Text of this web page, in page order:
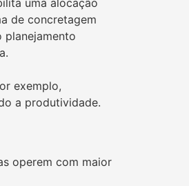
de concretagem
planejamento
exemplo,
a produtividade.
operem com maior